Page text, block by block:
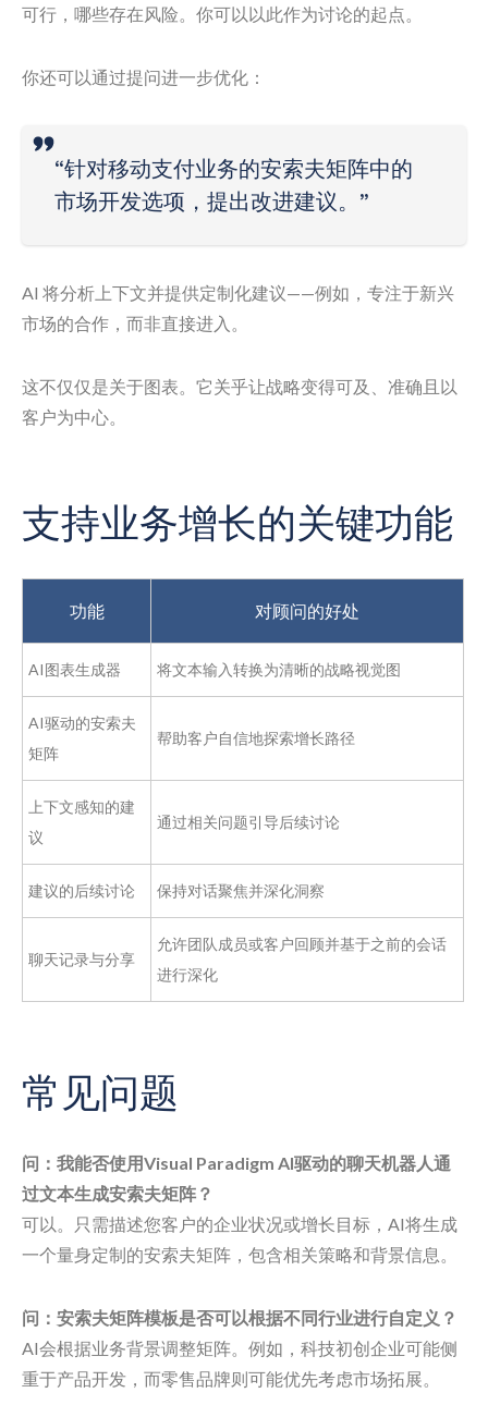
可行，哪些存在风险。你可以以此作为讨论的起点。
你还可以通过提问进一步优化：
“针对移动支付业务的安索夫矩阵中的
市场开发选项，提出改进建议。”
AI 将分析上下文并提供定制化建议——例如，专注于新兴
市场的合作，而非直接进入。
这不仅仅是关于图表。它关乎让战略变得可及、准确且以
客户为中心。
支持业务增长的关键功能
功能 对顾问的好处
AI图表生成器 将文本输入转换为清晰的战略视觉图
AI驱动的安索夫
矩阵
帮助客户自信地探索增长路径
上下文感知的建
议
通过相关问题引导后续讨论
建议的后续讨论 保持对话聚焦并深化洞察
聊天记录与分享
允许团队成员或客户回顾并基于之前的会话
进行深化
常见问题
问：我能否使用Visual Paradigm AI驱动的聊天机器人通
过文本生成安索夫矩阵？
可以。只需描述您客户的企业状况或增长目标，AI将生成
一个量身定制的安索夫矩阵，包含相关策略和背景信息。
问：安索夫矩阵模板是否可以根据不同行业进行自定义？
AI会根据业务背景调整矩阵。例如，科技初创企业可能侧
重于产品开发，而零售品牌则可能优先考虑市场拓展。